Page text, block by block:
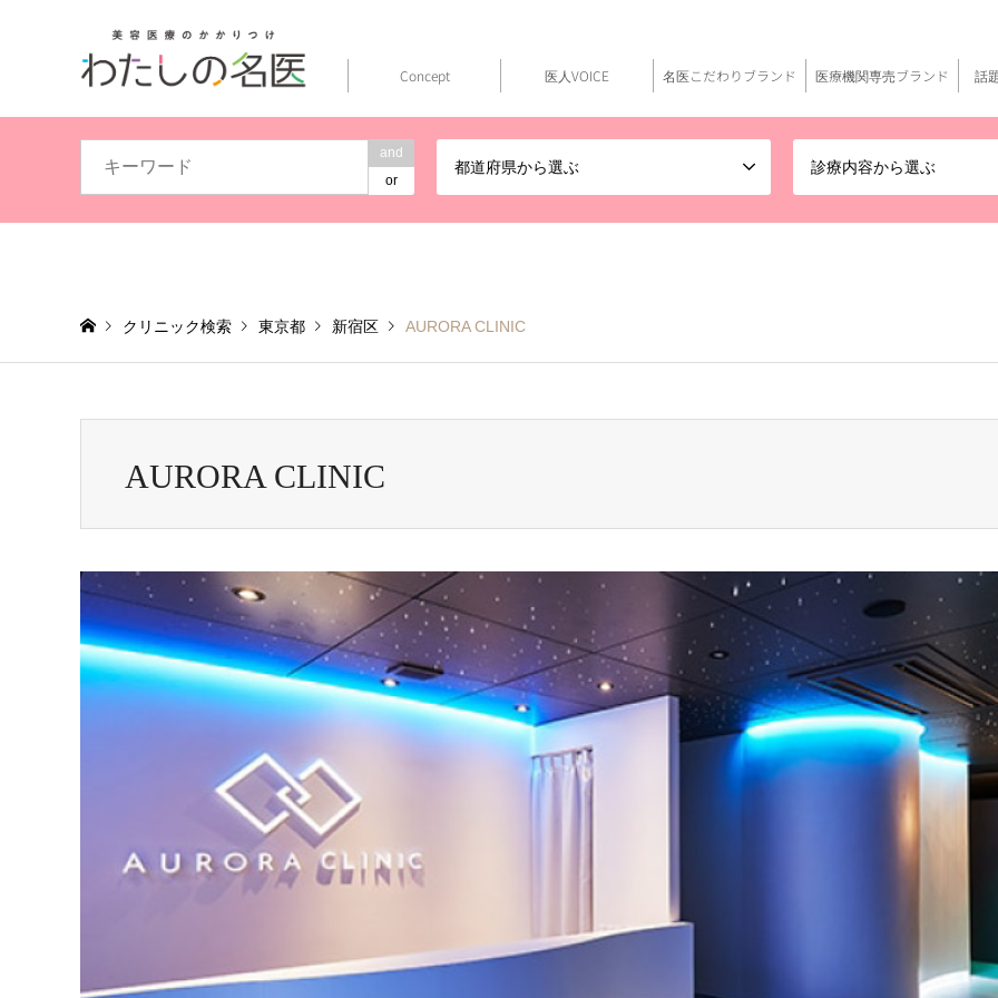
and
or
都道府県から選ぶ 診療内容から選ぶ
Concept 医人VOICE 名医こだわりブランド 医療機関専売ブランド 話
クリニック検索 東京都 新宿区 AURORA CLINIC
AURORA CLINIC